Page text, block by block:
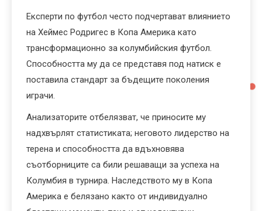
Експерти по футбол често подчертават влиянието
на Хеймес Родригес в Копа Америка като
трансформационно за колумбийския футбол.
Способността му да се представя под натиск е
поставила стандарт за бъдещите поколения
играчи.
Анализаторите отбелязват, че приносите му
надхвърлят статистиката; неговото лидерство на
терена и способността да вдъхновява
съотборниците са били решаващи за успеха на
Колумбия в турнира. Наследството му в Копа
Америка е белязано както от индивидуално